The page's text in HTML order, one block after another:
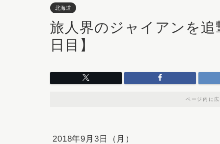
北海道
旅人界のジャイアンを
日目】
ページ内に
2018年9月3日（月）